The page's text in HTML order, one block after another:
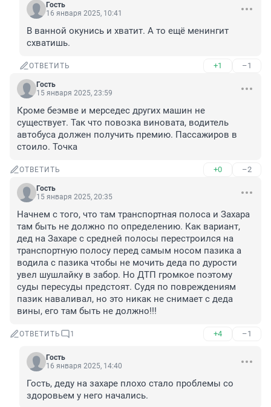
Гость
16 января 2025, 10:41
В ванной окунись и хватит. А то ещё менингит
схватишь.
ОТВЕТИТЬ +1 –1
Гость
15 января 2025, 23:59
Кроме беэмве и мерседес других машин не
существует. Так что повозка виновата, водитель
автобуса должен получить премию. Пассажиров в
стоило. Точка
ОТВЕТИТЬ +0 –2
Гость
15 января 2025, 20:35
Начнем с того, что там транспортная полоса и Захара
там быть не должно по определению. Как вариант,
дед на Захаре с средней полосы перестроился на
транспортную полосу перед самым носом пазика а
водила с пазика чтобы не мочить деда по дурости
увел шушлайку в забор. Но ДТП громкое поэтому
суды пересуды предстоят. Судя по повреждениям
пазик наваливал, но это никак не снимает с деда
вины, его там быть не должно!!!
ОТВЕТИТЬ 1 +4 –1
Гость
16 января 2025, 14:40
Гость, деду на захаре плохо стало проблемы со
здоровьем у него начались.